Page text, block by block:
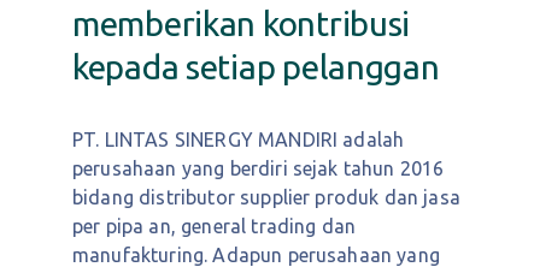
memberikan kontribusi
kepada setiap pelanggan
PT. LINTAS SINERGY MANDIRI adalah
perusahaan yang berdiri sejak tahun 2016
bidang distributor supplier produk dan jasa
per pipa an, general trading dan
manufakturing. Adapun perusahaan yang